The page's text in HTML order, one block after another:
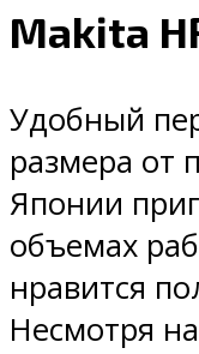
Makita
Удобный
размера от
Японии
объемах
нравится
Несмотря